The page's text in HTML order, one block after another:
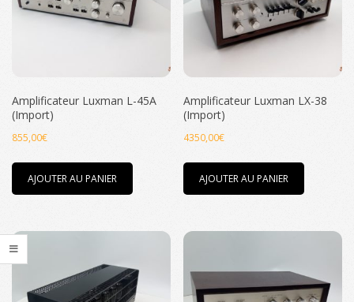
ancien
Amplificateur Luxman L-45A
(Import)
855,00€
AJOUTER AU PANIER
Amplificateur Luxman LX-38
(Import)
4350,00€
AJOUTER AU PANIER